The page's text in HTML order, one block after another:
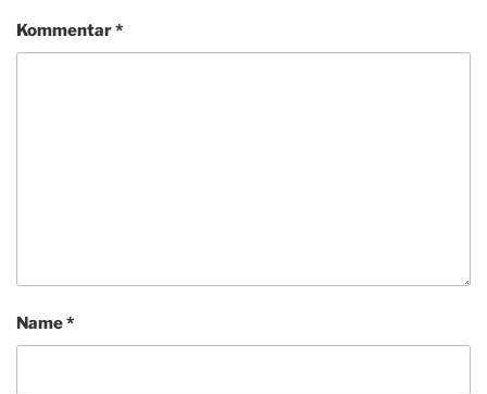
Kommentar*
Name*